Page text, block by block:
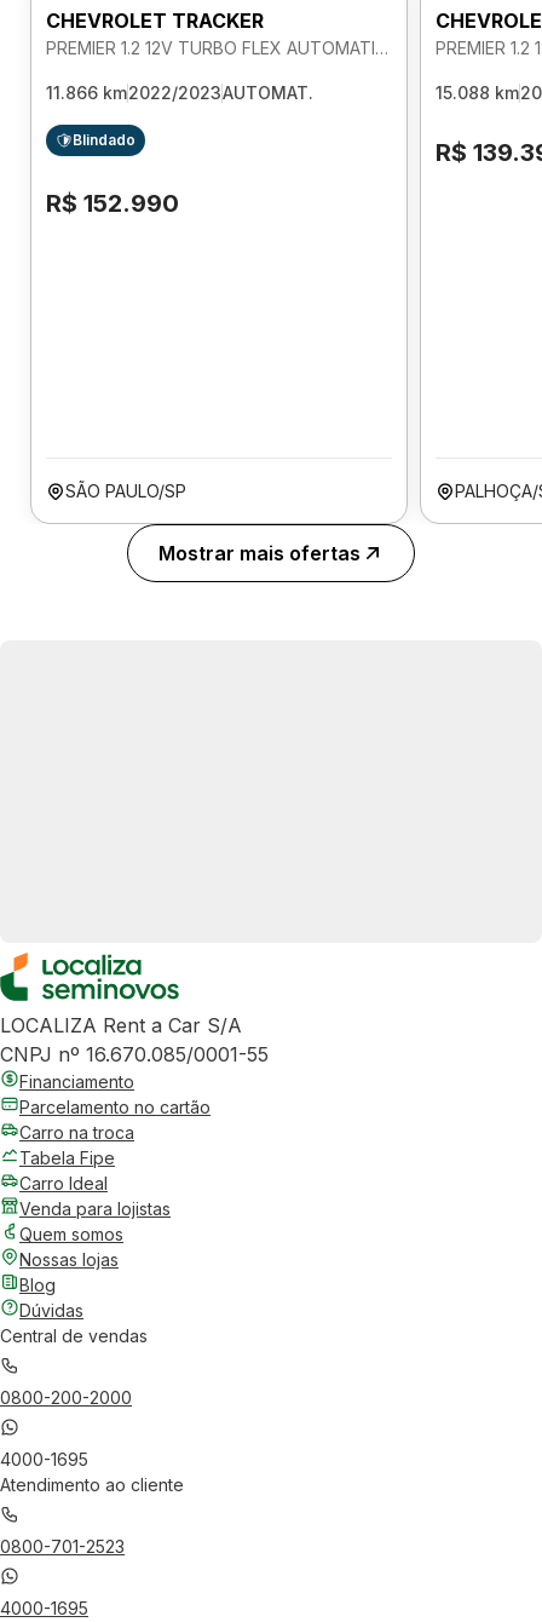
CHEVROLET TRACKER
PREMIER 1.2 12V TURBO FLEX AUTOMATICO
11.866 km2022/2023AUTOMAT.
Blindado
R$ 152.990
SÃO PAULO/SP
15.088 km
R$
PALHOÇA/
Mostrar mais ofertas
LOCALIZA Rent a Car S/A
CNPJ nº 16.670.085/0001-55
Financiamento
Parcelamento no cartão
Carro na troca
Tabela Fipe
Carro Ideal
Venda para lojistas
Quem somos
Nossas lojas
Blog
Dúvidas
Central de vendas
0800-200-2000
4000-1695
Atendimento ao cliente
0800-701-2523
4000-1695